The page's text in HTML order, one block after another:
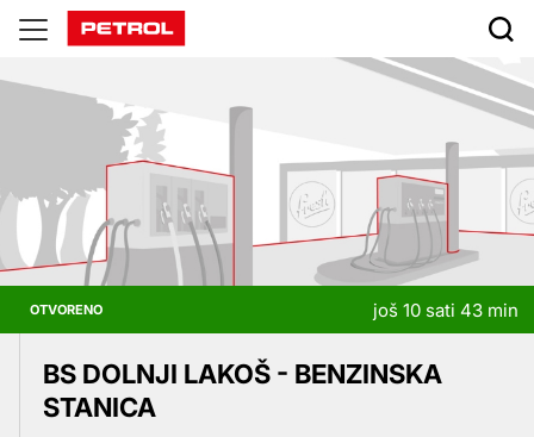
Prodajna
mjesta
OTVORENO još 10 sati 43 min
BS DOLNJI LAKOŠ - BENZINSKA
STANICA